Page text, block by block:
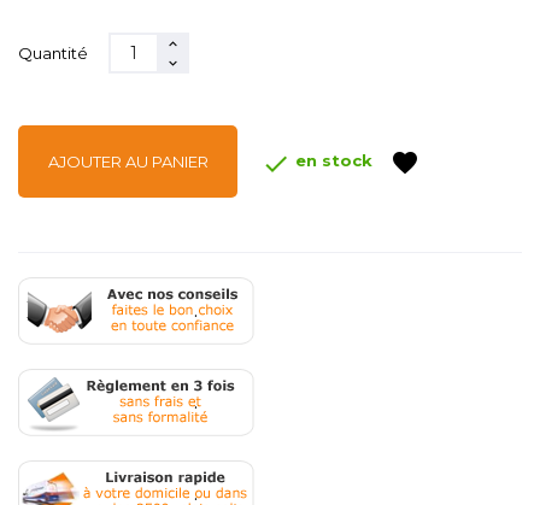
Quantité
AJOUTER AU PANIER  en stock favorite
.
.
.